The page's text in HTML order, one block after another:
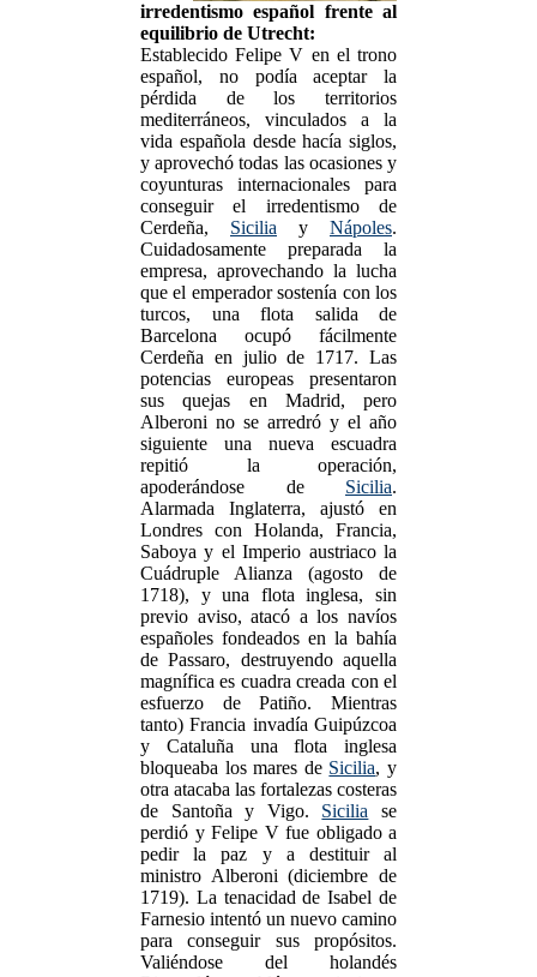
irredentismo español frente al
equilibrio de Utrecht:
Establecido Felipe V en el trono
español, no podía aceptar la
pérdida de los territorios
mediterráneos, vinculados a la
vida española desde hacía siglos,
y aprovechó todas las ocasiones y
coyunturas internacionales para
conseguir el irredentismo de
Cerdeña, Sicilia y Nápoles.
Cuidadosamente preparada la
empresa, aprovechando la lucha
que el emperador sostenía con los
turcos, una flota salida de
Barcelona ocupó fácilmente
Cerdeña en julio de 1717. Las
potencias europeas presentaron
sus quejas en Madrid, pero
Alberoni no se arredró y el año
siguiente una nueva escuadra
repitió la operación,
apoderándose de Sicilia.
Alarmada Inglaterra, ajustó en
Londres con Holanda, Francia,
Saboya y el Imperio austriaco la
Cuádruple Alianza (agosto de
1718), y una flota inglesa, sin
previo aviso, atacó a los navíos
españoles fondeados en la bahía
de Passaro, destruyendo aquella
magnífica es cuadra creada con el
esfuerzo de Patiño. Mientras
tanto) Francia invadía Guipúzcoa
y Cataluña una flota inglesa
bloqueaba los mares de Sicilia, y
otra atacaba las fortalezas costeras
de Santoña y Vigo. Sicilia se
perdió y Felipe V fue obligado a
pedir la paz y a destituir al
ministro Alberoni (diciembre de
1719). La tenacidad de Isabel de
Farnesio intentó un nuevo camino
para conseguir sus propósitos.
Valiéndose del holandés